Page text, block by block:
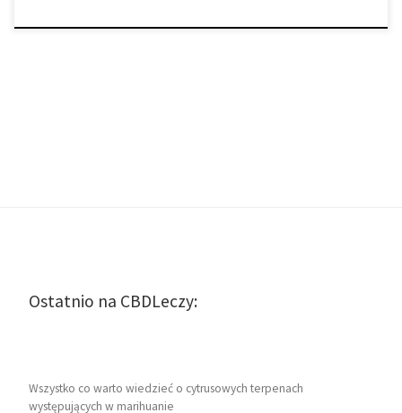
Ostatnio na CBDLeczy:
Wszystko co warto wiedzieć o cytrusowych terpenach
występujących w marihuanie